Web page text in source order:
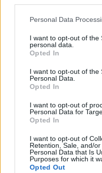
Please note that this
not limited to your visit or
grant or deny consent to
use your data for below
consent section.
Personal Data
I want to opt-out of the
personal data.
Opted In
I want to opt-out of the
Personal Data.
Opted In
I want to opt-out of
Personal Data for
Opted In
I want to opt-out of
Retention, Sale, and/
Personal Data that Is
Purposes for which it
Opted Out
Notizie
i tuoi
Su
345 356